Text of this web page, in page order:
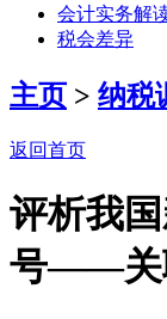
会计实务解
税会差异
主页 > 纳税
返回首页
评析我
号——关